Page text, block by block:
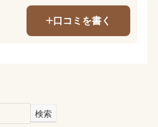
口コミを書く
検索